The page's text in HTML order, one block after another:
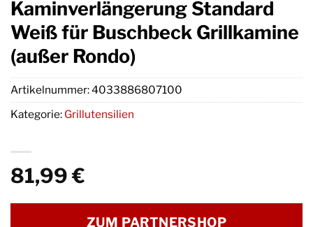
Kaminverlängerung Standard
Weiß für Buschbeck Grillkamine
(außer Rondo)
81,99€
ZUM PARTNERSHOP
Artikelnummer:4033886807100
Kategorie: Grillutensilien